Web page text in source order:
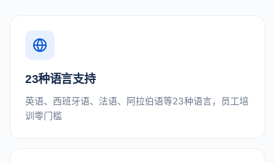
23种语言支持
英语、西班牙语、法语、阿拉伯语等23种语言，员工培
训零门槛